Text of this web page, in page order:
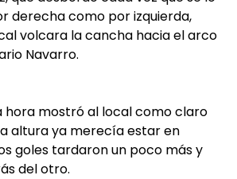
derecha como por izquierda,
volcara la cancha hacia el arco
Navarro.
hora mostró al local como claro
altura ya merecía estar en
goles tardaron un poco más y
del otro.